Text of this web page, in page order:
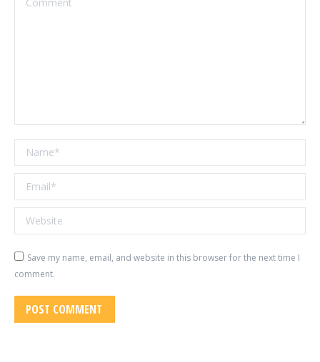
Name *
Email *
Website
Save my name, email, and website in this browser for the next time I
comment.
POST COMMENT